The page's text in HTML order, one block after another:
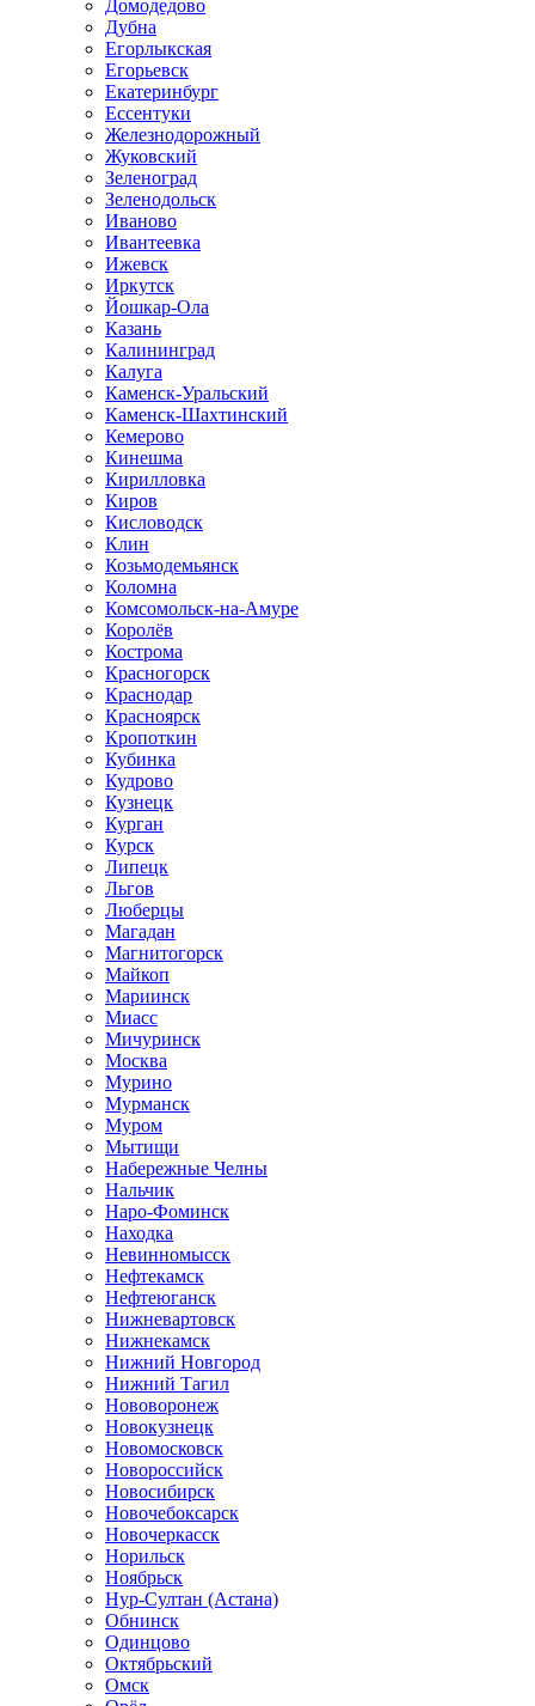
Домодедово
Дубна
Егорлыкская
Егорьевск
Екатеринбург
Ессентуки
Железнодорожный
Жуковский
Зеленоград
Зеленодольск
Иваново
Ивантеевка
Ижевск
Иркутск
Йошкар-Ола
Казань
Калининград
Калуга
Каменск-Уральский
Каменск-Шахтинский
Кемерово
Кинешма
Кирилловка
Киров
Кисловодск
Клин
Козьмодемьянск
Коломна
Комсомольск-на-Амуре
Королёв
Кострома
Красногорск
Краснодар
Красноярск
Кропоткин
Кубинка
Кудрово
Кузнецк
Курган
Курск
Липецк
Льгов
Люберцы
Магадан
Магнитогорск
Майкоп
Мариинск
Миасс
Мичуринск
Москва
Мурино
Мурманск
Муром
Мытищи
Набережные Челны
Нальчик
Наро-Фоминск
Находка
Невинномысск
Нефтекамск
Нефтеюганск
Нижневартовск
Нижнекамск
Нижний Новгород
Нижний Тагил
Нововоронеж
Новокузнецк
Новомосковск
Новороссийск
Новосибирск
Новочебоксарск
Новочеркасск
Норильск
Ноябрьск
Нур-Султан (Астана)
Обнинск
Одинцово
Октябрьский
Омск